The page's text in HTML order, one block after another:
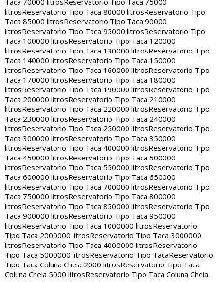
Taca 70000 litros Reservatorio Tipo Taca 75000
litrosReservatorio Tipo Taca 80000 litrosReservatorio Tipo
Taca 85000 litrosReservatorio Tipo Taca 90000
litrosReservatorio Tipo Taca 95000 litrosReservatorio Tipo
Taca 100000 litrosReservatorio Tipo Taca 120000
litrosReservatorio Tipo Taca 130000 litrosReservatorio Tipo
Taca 140000 litrosReservatorio Tipo Taca 150000
litrosReservatorio Tipo Taca 160000 litrosReservatorio Tipo
Taca 170000 litrosReservatorio Tipo Taca 180000
litrosReservatorio Tipo Taca 190000 litrosReservatorio Tipo
Taca 200000 litrosReservatorio Tipo Taca 210000
litrosReservatorio Tipo Taca 220000 litrosReservatorio Tipo
Taca 230000 litrosReservatorio Tipo Taca 240000
litrosReservatorio Tipo Taca 250000 litrosReservatorio Tipo
Taca 300000 litrosReservatorio Tipo Taca 350000
litrosReservatorio Tipo Taca 400000 litrosReservatorio Tipo
Taca 450000 litrosReservatorio Tipo Taca 500000
litrosReservatorio Tipo Taca 550000 litrosReservatorio Tipo
Taca 600000 litrosReservatorio Tipo Taca 650000
litrosReservatorio Tipo Taca 700000 litrosReservatorio Tipo
Taca 750000 litrosReservatorio Tipo Taca 800000
litrosReservatorio Tipo Taca 850000 litrosReservatorio Tipo
Taca 900000 litrosReservatorio Tipo Taca 950000
litrosReservatorio Tipo Taca 1000000 litrosReservatorio
Tipo Taca 2000000 litrosReservatorio Tipo Taca 3000000
litrosReservatorio Tipo Taca 4000000 litrosReservatorio
Tipo Taca 5000000 litrosReservatorio Tipo TacaReservatorio
Tipo Taca Coluna Cheia 2000 litrosReservatorio Tipo Taca
Coluna Cheia 5000 litrosReservatorio Tipo Taca Coluna Cheia